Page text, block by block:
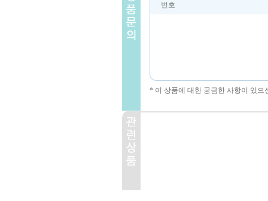
번호
* 이 상품에 대한 궁금한 사항이 있